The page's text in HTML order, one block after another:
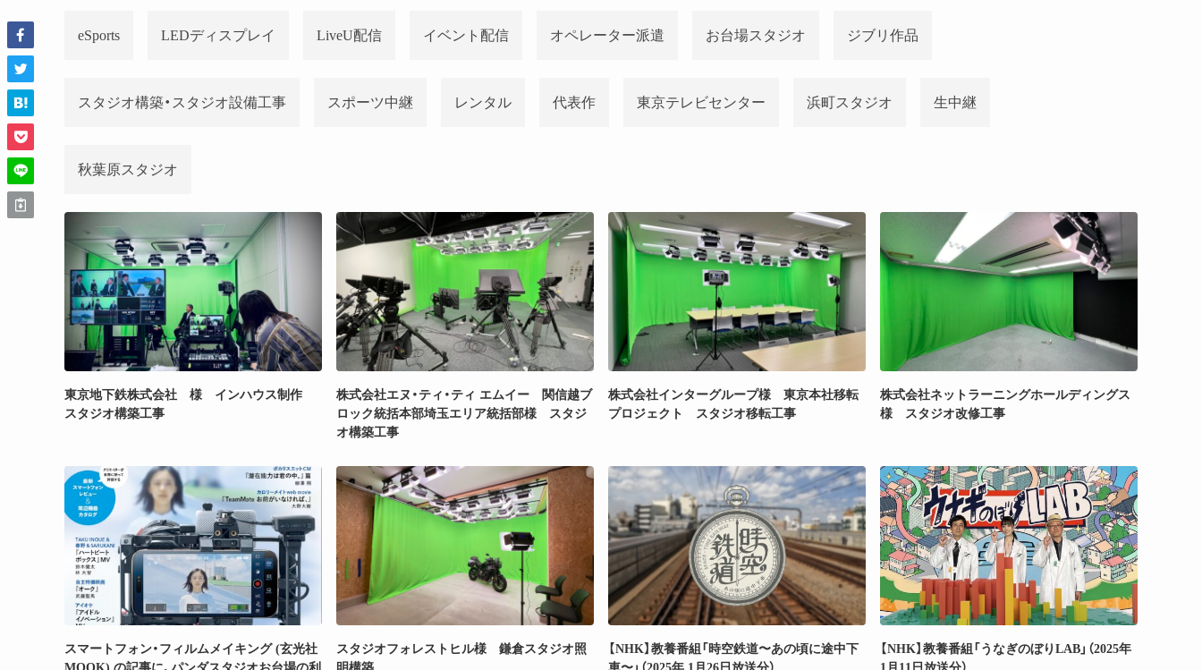
eSports LEDディスプレイ LiveU配信 イベント配信 オペレーター派遣 お台場スタジオ ジブリ作品
スタジオ構築・スタジオ設備工事 スポーツ中継 レンタル 代表作 東京テレビセンター 浜町スタジオ 生中継
秋葉原スタジオ
東京地下鉄株式会社 様 インハウス制作
スタジオ構築工事
株式会社エヌ・ティ・ティ エムイー 関信越ブ
ロック統括本部埼玉エリア統括部様 スタジ
オ構築工事
株式会社インターグループ様 東京本社移転
プロジェクト スタジオ移転工事
株式会社ネットラーニングホールディングス
様 スタジオ改修工事
スマートフォン・フィルムメイキング (玄光社
スタジオフォレストヒル様 鎌倉スタジオ照
【NHK】教養番組「時空鉄道〜あの頃に途中下
【NHK】教養番組「うなぎのぼりLAB」（2025年